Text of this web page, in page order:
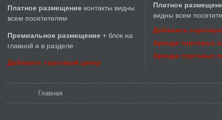
Платное размещение контакты видны
всем посетителям
Премиальное размещение + блок на
главной и в разделе
Добавить торговый центр
Платное
видны всем
Добавить
Аренда торговых
Аренда торговых
Главная